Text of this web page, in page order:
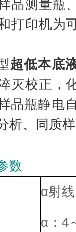
品测量瓶
打印机为
超低本底
灭校正，
品瓶静电
析、同质
数
α射线
α：4